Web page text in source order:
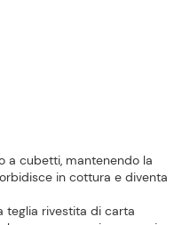
a cubetti, mantenendo la
in cottura e diventa
teglia rivestita di carta